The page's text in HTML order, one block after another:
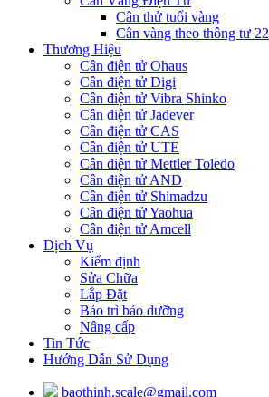
Cân thử tuổi vàng
Cân vàng theo thông tư 22
Thương Hiệu
Cân điện tử Ohaus
Cân điện tử Digi
Cân điện tử Vibra Shinko
Cân điện tử Jadever
Cân điện tử CAS
Cân điện tử UTE
Cân điện tử Mettler Toledo
Cân điện tử AND
Cân điện tử Shimadzu
Cân điện tử Yaohua
Cân điện tử Amcell
Dịch Vụ
Kiểm định
Sửa Chữa
Lắp Đặt
Bảo trì bảo dưỡng
Nâng cấp
Tin Tức
Hướng Dẫn Sử Dụng
baothinh.scale@gmail.com